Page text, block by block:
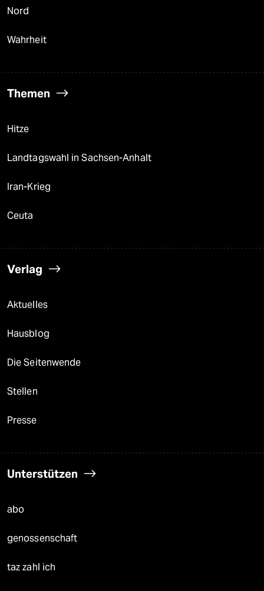
Nord
Wahrheit
Themen
Hitze
Landtagswahl in Sachsen-Anhalt
Iran-Krieg
Ceuta
Verlag
Aktuelles
Hausblog
Die Seitenwende
Stellen
Presse
Unterstützen
abo
genossenschaft
taz zahl ich